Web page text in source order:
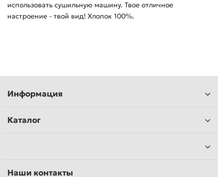
использовать сушильную машину. Твое отличное
настроение - твой вид! Хлопок 100%.
Информация
Каталог
Наши контакты